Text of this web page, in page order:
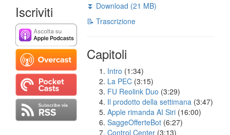
Iscriviti
⏬ Download (21 MB)
📝 Trascrizione
Capitoli
Intro (1:34)
La PEC (3:15)
FU Reolink Duo (3:29)
Il prodotto della settimana (3:47)
Apple rimanda AI Siri (16:00)
SaggeOfferteBot (6:27)
Control Center (3:13)